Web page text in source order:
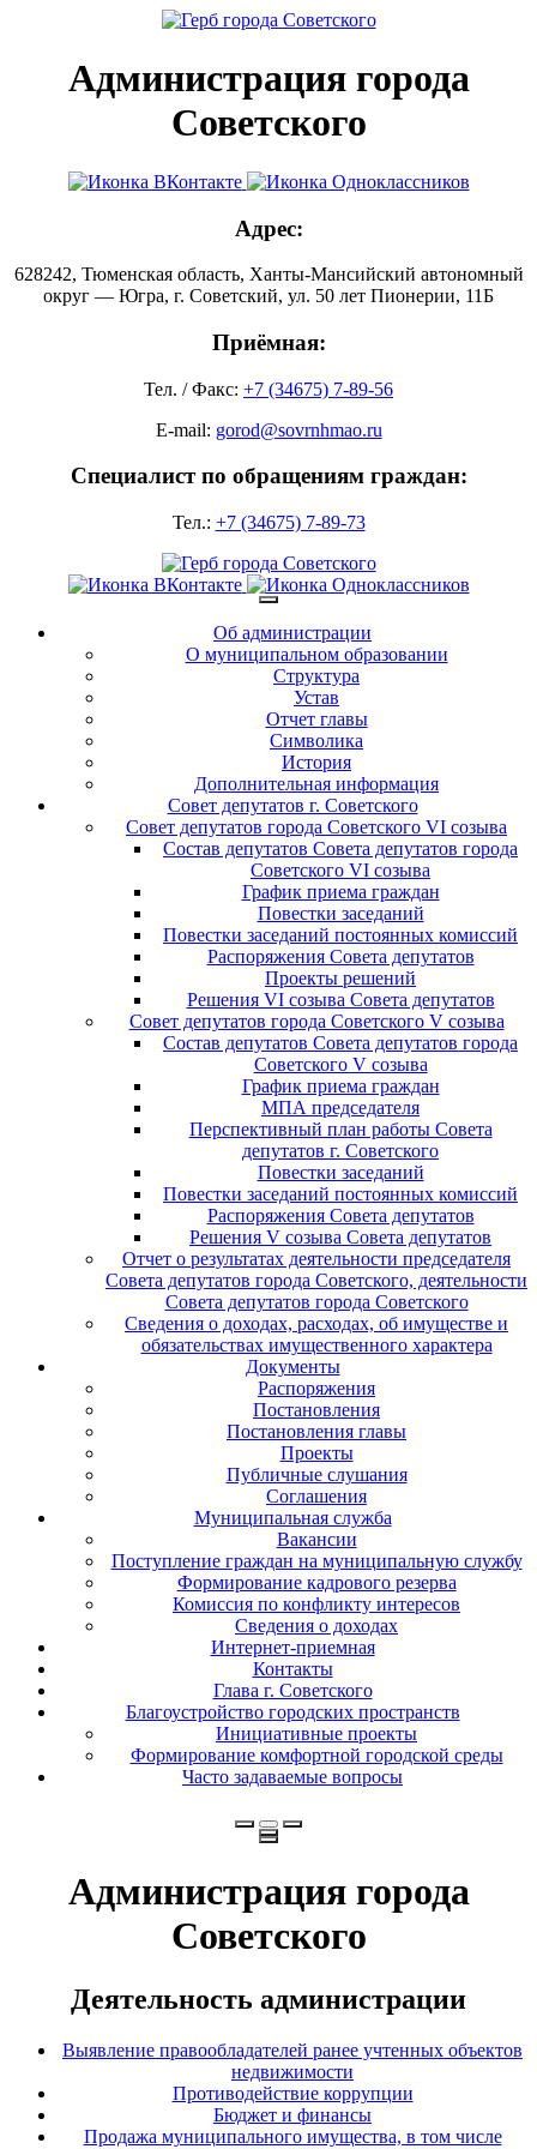
Администрация города
Советского
Адрес:
628242, Тюменская область, Ханты-Мансийский автономный
округ — Югра, г. Советский, ул. 50 лет Пионерии, 11Б
Приёмная:
Тел. / Факс: +7 (34675) 7-89-56
E-mail: gorod@sovrnhmao.ru
Специалист по обращениям граждан:
Тел.: +7 (34675) 7-89-73
Об администрации
О муниципальном образовании
Структура
Устав
Отчет главы
Символика
История
Дополнительная информация
Совет депутатов г. Советского
Совет депутатов города Советского VI созыва
Состав депутатов Совета депутатов города
Советского VI созыва
График приема граждан
Повестки заседаний
Повестки заседаний постоянных комиссий
Распоряжения Совета депутатов
Проекты решений
Решения VI созыва Совета депутатов
Совет депутатов города Советского V созыва
Состав депутатов Совета депутатов города
Советского V созыва
График приема граждан
МПА председателя
Перспективный план работы Совета
депутатов г. Советского
Повестки заседаний
Повестки заседаний постоянных комиссий
Распоряжения Совета депутатов
Решения V созыва Совета депутатов
Отчет о результатах деятельности председателя
Совета депутатов города Советского, деятельности
Совета депутатов города Советского
Сведения о доходах, расходах, об имуществе и
обязательствах имущественного характера
Документы
Распоряжения
Постановления
Постановления главы
Проекты
Публичные слушания
Соглашения
Муниципальная служба
Вакансии
Поступление граждан на муниципальную службу
Формирование кадрового резерва
Комиссия по конфликту интересов
Сведения о доходах
Интернет-приемная
Контакты
Глава г. Советского
Благоустройство городских пространств
Инициативные проекты
Формирование комфортной городской среды
Часто задаваемые вопросы
Администрация города
Советского
Деятельность администрации
Выявление правообладателей ранее учтенных объектов
недвижимости
Противодействие коррупции
Бюджет и финансы
Продажа муниципального имущества, в том числе